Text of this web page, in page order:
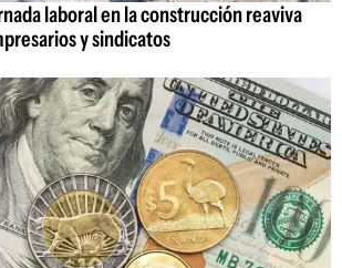
laboral en la construcción reaviva
y sindicatos